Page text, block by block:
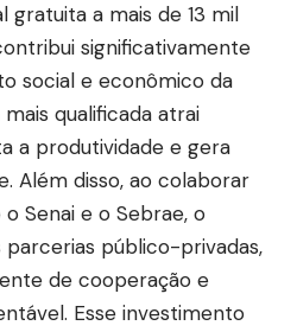
gratuita a mais de 13 mil
significativamente
social e econômico da
qualificada atrai
a produtividade e gera
Além disso, ao colaborar
Senai e o Sebrae, o
público-privadas,
de cooperação e
Esse investimento